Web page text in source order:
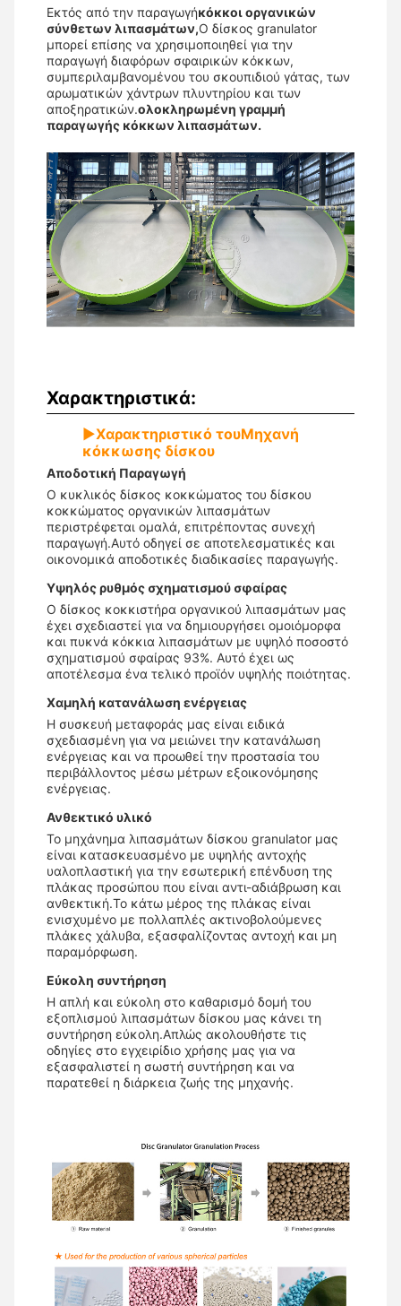
Εκτός από την παραγωγήκόκκοι οργανικών
σύνθετων λιπασμάτων,Ο δίσκος granulator
μπορεί επίσης να χρησιμοποιηθεί για την
παραγωγή διαφόρων σφαιρικών κόκκων,
συμπεριλαμβανομένου του σκουπιδιού γάτας, των
αρωματικών χάντρων πλυντηρίου και των
αποξηρατικών.ολοκληρωμένη γραμμή
παραγωγής κόκκων λιπασμάτων.
Χαρακτηριστικά:
▶Χαρακτηριστικό τουΜηχανή
κόκκωσης δίσκου
Αποδοτική Παραγωγή
Ο κυκλικός δίσκος κοκκώματος του δίσκου
κοκκώματος οργανικών λιπασμάτων
περιστρέφεται ομαλά, επιτρέποντας συνεχή
παραγωγή.Αυτό οδηγεί σε αποτελεσματικές και
οικονομικά αποδοτικές διαδικασίες παραγωγής.
Υψηλός ρυθμός σχηματισμού σφαίρας
Ο δίσκος κοκκιστήρα οργανικού λιπασμάτων μας
έχει σχεδιαστεί για να δημιουργήσει ομοιόμορφα
και πυκνά κόκκια λιπασμάτων με υψηλό ποσοστό
σχηματισμού σφαίρας 93%. Αυτό έχει ως
αποτέλεσμα ένα τελικό προϊόν υψηλής ποιότητας.
Χαμηλή κατανάλωση ενέργειας
Η συσκευή μεταφοράς μας είναι ειδικά
σχεδιασμένη για να μειώνει την κατανάλωση
ενέργειας και να προωθεί την προστασία του
περιβάλλοντος μέσω μέτρων εξοικονόμησης
ενέργειας.
Ανθεκτικό υλικό
Το μηχάνημα λιπασμάτων δίσκου granulator μας
είναι κατασκευασμένο με υψηλής αντοχής
υαλοπλαστική για την εσωτερική επένδυση της
πλάκας προσώπου που είναι αντι-αδιάβρωση και
ανθεκτική.Το κάτω μέρος της πλάκας είναι
ενισχυμένο με πολλαπλές ακτινοβολούμενες
πλάκες χάλυβα, εξασφαλίζοντας αντοχή και μη
παραμόρφωση.
Εύκολη συντήρηση
Η απλή και εύκολη στο καθαρισμό δομή του
εξοπλισμού λιπασμάτων δίσκου μας κάνει τη
συντήρηση εύκολη.Απλώς ακολουθήστε τις
οδηγίες στο εγχειρίδιο χρήσης μας για να
εξασφαλιστεί η σωστή συντήρηση και να
παρατεθεί η διάρκεια ζωής της μηχανής.